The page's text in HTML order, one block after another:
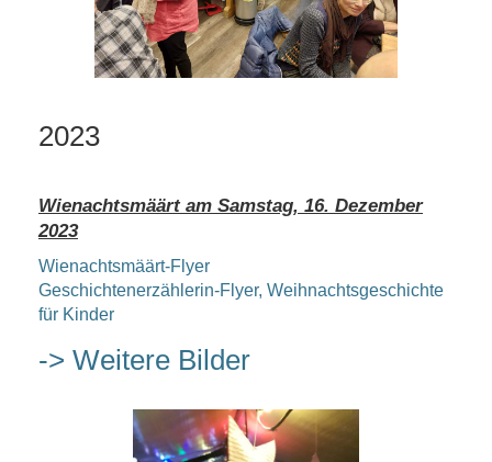
2023
Wienachtsmäärt am Samstag, 16. Dezember
2023
Wienachtsmäärt-Flyer
Geschichtenerzählerin-Flyer, Weihnachtsgeschichte
für Kinder
-> Weitere Bilder